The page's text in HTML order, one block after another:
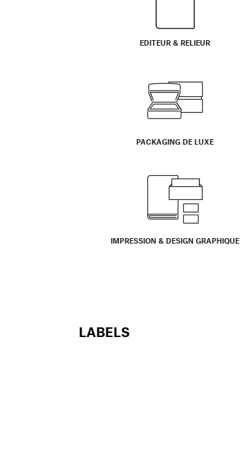
EDITEUR & RELIEUR
PACKAGING DE LUXE
IMPRESSION & DESIGN GRAPHIQUE
LABELS